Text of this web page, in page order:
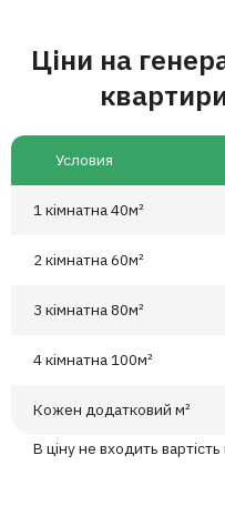
Ціни на
Условия
1 кімнатна 40м²
2 кімнатна 60м²
3 кімнатна 80м²
4 кімнатна 100м²
Кожен додатковий м²
В ціну не входить